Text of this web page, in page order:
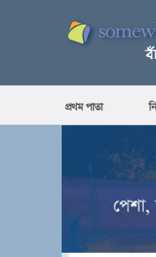
প্রথম পাতা